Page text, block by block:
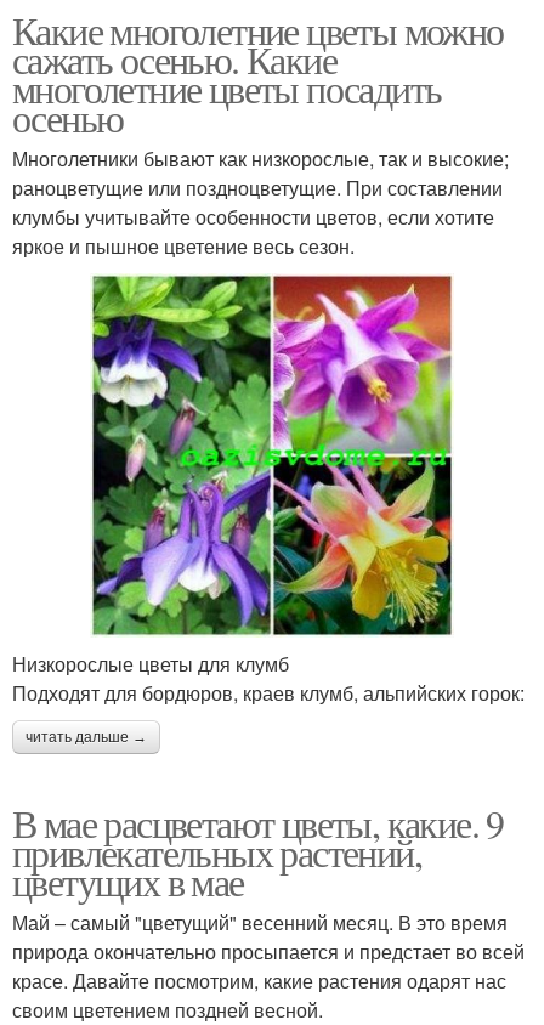
Какие многолетние цветы можно
сажать осенью. Какие
многолетние цветы посадить
осенью
Многолетники бывают как низкорослые, так и высокие;
раноцветущие или поздноцветущие. При составлении
клумбы учитывайте особенности цветов, если хотите
яркое и пышное цветение весь сезон.
Низкорослые цветы для клумб
Подходят для бордюров, краев клумб, альпийских горок:
читать дальше →
В мае расцветают цветы, какие. 9
привлекательных растений,
цветущих в мае
Май – самый "цветущий" весенний месяц. В это время
природа окончательно просыпается и предстает во всей
красе. Давайте посмотрим, какие растения одарят нас
своим цветением поздней весной.